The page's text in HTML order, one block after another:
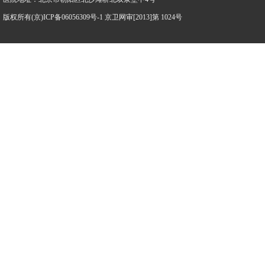
版权所有(京)ICP备06056309号-1 京卫网审[2013]第 1024号